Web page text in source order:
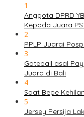
1
Anggota DPRD
Kepada Juara
2
PPLP Juarai
3
Gateball asal
Juara di Bali
4
Saat Bepe
5
Jersey Persija